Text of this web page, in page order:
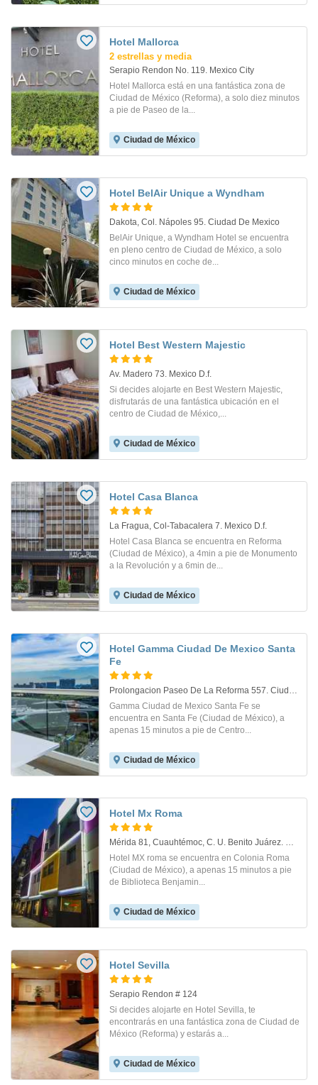
Hotel Mallorca
2 estrellas y media
Serapio Rendon No. 119. Mexico City
Hotel Mallorca está en una fantástica zona de
Ciudad de México (Reforma), a solo diez minutos
a pie de Paseo de la...
Ciudad de México
Hotel BelAir Unique a Wyndham
Dakota, Col. Nápoles 95. Ciudad De Mexico
BelAir Unique, a Wyndham Hotel se encuentra
en pleno centro de Ciudad de México, a solo
cinco minutos en coche de...
Ciudad de México
Hotel Best Western Majestic
Av. Madero 73. Mexico D.f.
Si decides alojarte en Best Western Majestic,
disfrutarás de una fantástica ubicación en el
centro de Ciudad de México,...
Ciudad de México
Hotel Casa Blanca
La Fragua, Col-Tabacalera 7. Mexico D.f.
Hotel Casa Blanca se encuentra en Reforma
(Ciudad de México), a 4min a pie de Monumento
a la Revolución y a 6min de...
Ciudad de México
Hotel Gamma Ciudad De Mexico Santa
Fe
Prolongacion Paseo De La Reforma 557. Ciudad De Mexico
Gamma Ciudad de Mexico Santa Fe se
encuentra en Santa Fe (Ciudad de México), a
apenas 15 minutos a pie de Centro...
Ciudad de México
Hotel Mx Roma
Mérida 81, Cuauhtémoc, C. U. Benito Juárez. Mexico City
Hotel MX roma se encuentra en Colonia Roma
(Ciudad de México), a apenas 15 minutos a pie
de Biblioteca Benjamin...
Ciudad de México
Hotel Sevilla
Serapio Rendon # 124
Si decides alojarte en Hotel Sevilla, te
encontrarás en una fantástica zona de Ciudad de
México (Reforma) y estarás a...
Ciudad de México